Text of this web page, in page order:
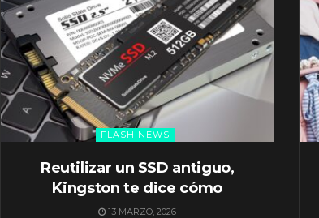
FLASH NEWS
Reutilizar un SSD antiguo,
Kingston te dice cómo
13 MARZO, 2026